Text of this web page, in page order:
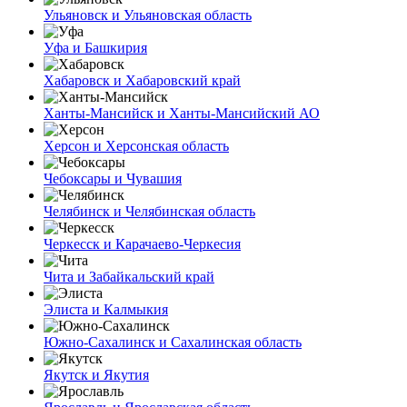
Ульяновск и Ульяновская область
Уфа и Башкирия
Хабаровск и Хабаровский край
Ханты-Мансийск и Ханты-Мансийский АО
Херсон и Херсонская область
Чебоксары и Чувашия
Челябинск и Челябинская область
Черкесск и Карачаево-Черкесия
Чита и Забайкальский край
Элиста и Калмыкия
Южно-Сахалинск и Сахалинская область
Якутск и Якутия